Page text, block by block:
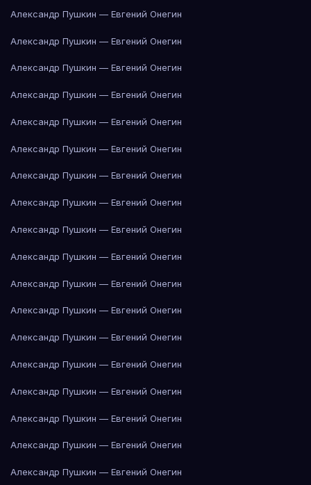
Александр Пушкин — Евгений Онегин
Александр Пушкин — Евгений Онегин
Александр Пушкин — Евгений Онегин
Александр Пушкин — Евгений Онегин
Александр Пушкин — Евгений Онегин
Александр Пушкин — Евгений Онегин
Александр Пушкин — Евгений Онегин
Александр Пушкин — Евгений Онегин
Александр Пушкин — Евгений Онегин
Александр Пушкин — Евгений Онегин
Александр Пушкин — Евгений Онегин
Александр Пушкин — Евгений Онегин
Александр Пушкин — Евгений Онегин
Александр Пушкин — Евгений Онегин
Александр Пушкин — Евгений Онегин
Александр Пушкин — Евгений Онегин
Александр Пушкин — Евгений Онегин
Александр Пушкин — Евгений Онегин